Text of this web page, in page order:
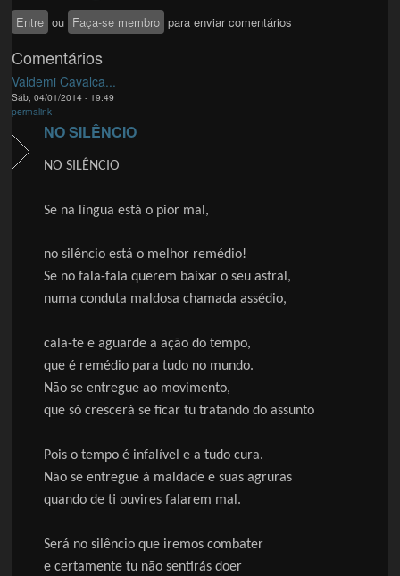
Entre ou Faça-se membro para enviar comentários
Comentários
Valdemi Cavalca...
Sáb, 04/01/2014 - 19:49
permalink
NO SILÊNCIO
NO SILÊNCIO
Se na língua está o pior mal,
no silêncio está o melhor remédio!
Se no fala-fala querem baixar o seu astral,
numa conduta maldosa chamada assédio,
cala-te e aguarde a ação do tempo,
que é remédio para tudo no mundo.
Não se entregue ao movimento,
que só crescerá se ficar tu tratando do assunto
Pois o tempo é infalível e a tudo cura.
Não se entregue à maldade e suas agruras
quando de ti ouvires falarem mal.
Será no silêncio que iremos combater
e certamente tu não sentirás doer